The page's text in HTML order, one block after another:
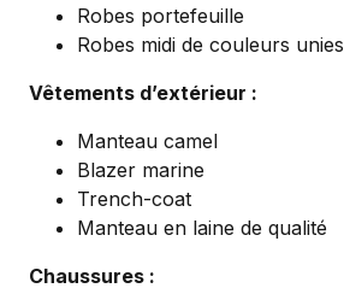
Robes portefeuille
Robes midi de couleurs unies
Vêtements d’extérieur :
Manteau camel
Blazer marine
Trench-coat
Manteau en laine de qualité
Chaussures :